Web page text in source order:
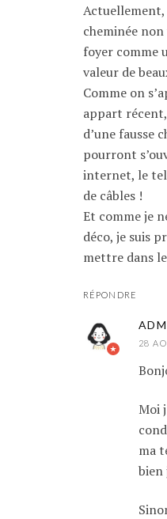
cheminée
foyer comme
valeur de
Comme on
appart
d’une fausse
pourront
internet, le
de câbles !
Et comme je
déco, je suis
mettre dans
RÉPONDRE
28
Moi
ma
bien